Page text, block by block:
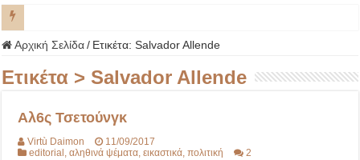
Αρχική Σελίδα / Ετικέτα:Salvador Allende
Ετικέτα > Salvador Allende
Αλ6ς Τσετούνγκ
Virtù Daimon
11/09/2017
editorial ,αληθινά ψέματα ,εικαστικά ,πολιτική 2